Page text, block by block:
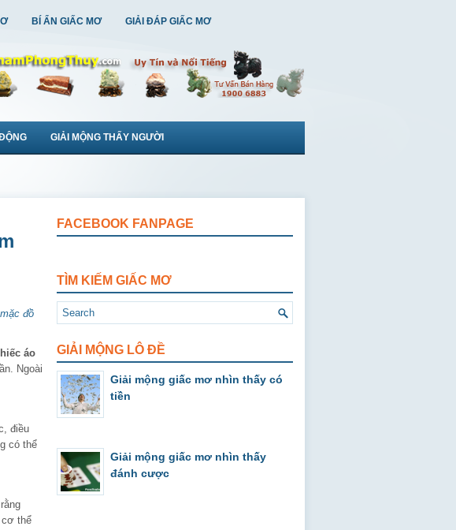
BÍ ẨN GIẤC MƠ GIẢI ĐÁP GIẤC MƠ
GIẢI MỘNG THẤY NGƯỜI
mặc đồ
áo
Ngoài
điều
có thể
cơ thể
FACEBOOK FANPAGE
TÌM KIẾM GIẤC MƠ
GIẢI MỘNG LÔ ĐỀ
Giải mộng giấc mơ nhìn thấy có
tiền
Giải mộng giấc mơ nhìn thấy
đánh cược